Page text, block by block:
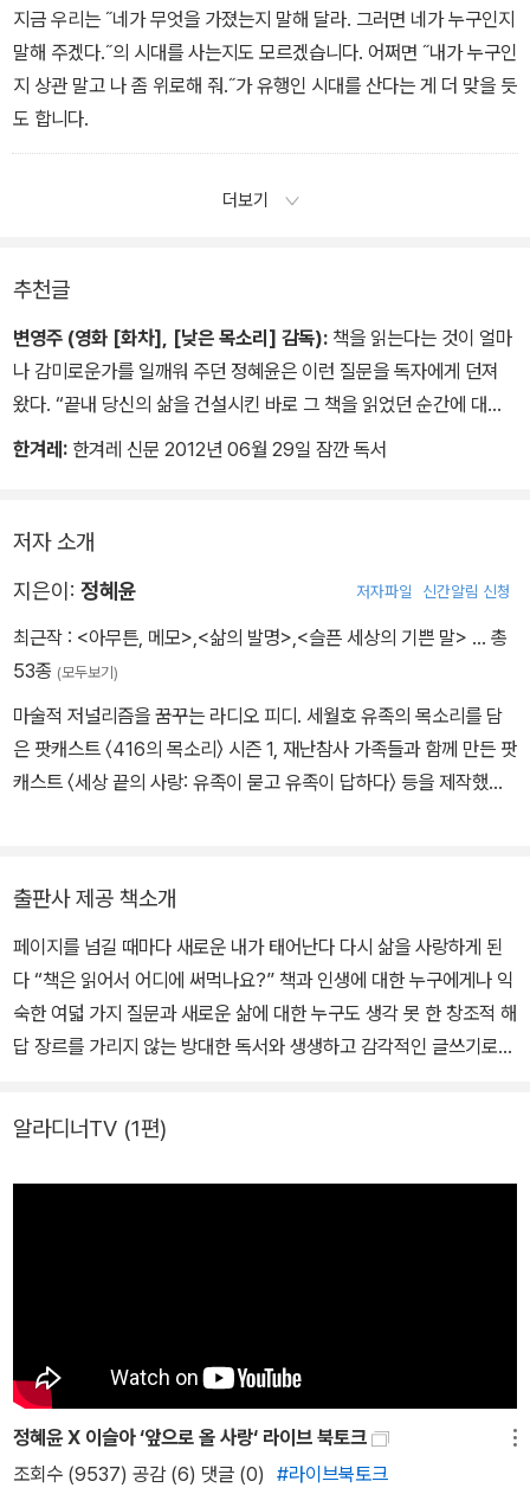
지금 우리는 ˝네가 무엇을 가졌는지 말해 달라. 그러면 네가 누구인지
말해 주겠다.˝의 시대를 사는지도 모르겠습니다. 어쩌면 ˝내가 누구인
지 상관 말고 나 좀 위로해 줘.˝가 유행인 시대를 산다는 게 더 맞을 듯
도 합니다.
더보기
추천글
변영주 (영화 [화차], [낮은 목소리] 감독): 책을 읽는다는 것이 얼마
나 감미로운가를 일깨워 주던 정혜윤은 이런 질문을 독자에게 던져
왔다. “끝내 당신의 삶을 건설시킨 바로 그 책을 읽었던 순간에 대해
말해 주세요.” 이제 그녀는 당신의 친절한 답에 새로운 질문을 던진
모두가 우리에게 스승이듯 나의 독서도 공부 그 자체가 되곤 한다. 아
을 권한다.
한겨레: 한겨레 신문 2012년 06월 29일 잠깐 독서
저자 소개
지은이: 정혜윤 저자파일 신간알림 신청
최근작 : <아무튼, 메모> <삶의 발명> <슬픈 세상의 기쁜 말> … 총
53종 (모두보기)
마술적 저널리즘을 꿈꾸는 라디오 피디. 세월호 유족의 목소리를 담
은 팟캐스트 〈416의 목소리〉 시즌 1, 재난참사 가족들과 함께 만든 팟
캐스트 〈세상 끝의 사랑: 유족이 묻고 유족이 답하다〉 등을 제작했다.
한국방송대상 작품상을 수상했다. 저서로는 『삶을 바꾸는 책 읽기』,
『사생활의 천재들』, 쌍용차 노동자의 삶을 담은 르포르타주 『그의 슬
픔과 기쁨』, 『앞으로 올 사랑』, 『슬픈 세상의 기쁜 말』, 『삶의 발명』,
『책을 덮고 삶을 열다』 등이 있다. 기후위기시대 예술창작집단 이동
시(이야기와 동물과 시) 일원이다.
출판사 제공 책소개
페이지를 넘길 때마다 새로운 내가 태어난다 다시 삶을 사랑하게 된
다 “책은 읽어서 어디에 써먹나요?” 책과 인생에 대한 누구에게나 익
숙한 여덟 가지 질문과 새로운 삶에 대한 누구도 생각 못 한 창조적 해
답 장르를 가리지 않는 방대한 독서와 생생하고 감각적인 글쓰기로
책 읽기』가 (주)민음사에서 출간되었다. 이 책은 우리가 흔히 던지는,
독서에 대한 여덟 가지 질문으로 시작한다. “먹고살기도 바쁜데 언제
책을 읽나요?”, “책 읽는 능력이 없는데 어떡하나요?”, “삶이 불안한
을 읽고 서평을 쓰며 느꼈던 모든 것이다. 저자는 그동안 읽어 온 수많
은 책을 통해, 삶의 현장에서 인터뷰를 하며 만난 ‘거리의 스승들’을
통해 질문에 답하며, 그녀만의 독서론, 독서법, 그리고 인생론을 펼친
다. 늘 연재를 통해 먼저 독자를 만나고 후에 책으로 묶어 내는 방식이
알라디너TV (1편)
정혜윤 X 이슬아 ‘앞으로 올 사랑‘ 라이브 북토크
조회수 (9537) 공감 (6) 댓글 (0) #라이브북토크